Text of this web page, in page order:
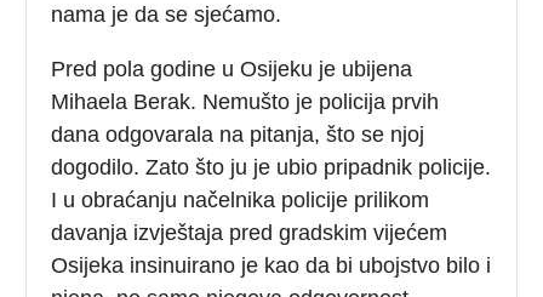
nama je da se sjećamo.
Pred pola godine u Osijeku je ubijena
Mihaela Berak. Nemušto je policija prvih
dana odgovarala na pitanja, što se njoj
dogodilo. Zato što ju je ubio pripadnik policije.
I u obraćanju načelnika policije prilikom
davanja izvještaja pred gradskim vijećem
Osijeka insinuirano je kao da bi ubojstvo bilo i